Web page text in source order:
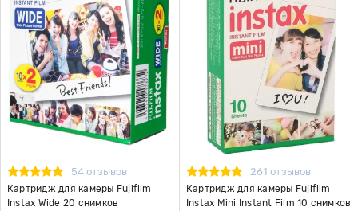
54 отзывов
Картридж для камеры Fujifilm
Instax Wide 20 снимков
261 отзывов
Картридж для камеры Fujifilm
Instax Mini Instant Film 10 снимков